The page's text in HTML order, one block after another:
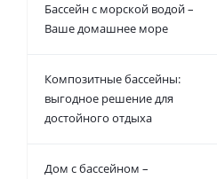
Бассейн с морской водой –
Ваше домашнее море
Композитные бассейны:
выгодное решение для
достойного отдыха
Дом с бассейном –